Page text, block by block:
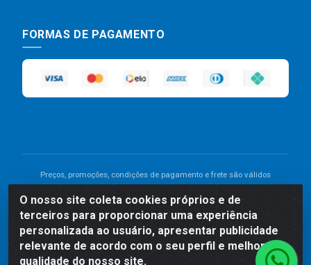
O nosso site coleta cookies próprios e de
terceiros para proporcionar uma experiência
personalizada ao usuário, apresentar publicidade
relevante de acordo com o seu perfil e melhorar a
qualidade do nosso site.
FORMAS DE PAGAMENTO
Preços, promoções, condições de pagamento e frete são válidos
divergência de preço de um produto, será válido o preço que for
exibido no carrinho de compras do site no momento do pagamento.
As vendas estão sujeitas a análise e disponibilidade do estoque.
Imagens de produtos meramente ilustrativas.